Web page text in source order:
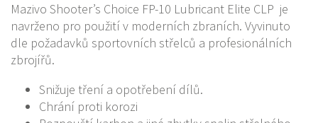
Mazivo Shooter’s Choice FP-10 Lubricant Elite CLP je
navrženo pro použití v moderních zbraních. Vyvinuto
dle požadavků sportovních střelců a profesionálních
zbrojířů.
Snižuje tření a opotřebení dílů.
Chrání proti korozi